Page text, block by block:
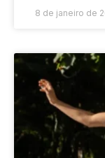
8 de janeiro de